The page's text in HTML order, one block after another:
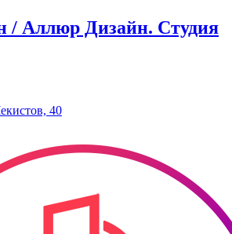
/ Аллюр Дизайн. Студия
40